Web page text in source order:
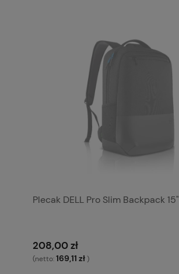
Plecak DELL Pro Slim Backpack 15"
208,00 zł
(netto:169,11 zł )